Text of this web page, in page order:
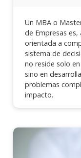
Un MBA o
de Empresas
orientada a
sistema de
no reside solo
sino en
problemas
impacto.